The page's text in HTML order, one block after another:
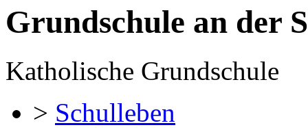
Grundschule an der
Katholische Grundschule
> Schulleben